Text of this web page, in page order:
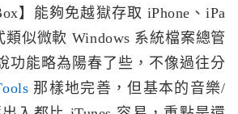
】能夠免越獄存取 iPhone、iPa
似微軟 Windows 系統檔案總管
功能略為陽春了些，不像過往分
那樣地完善，但基本的音樂/